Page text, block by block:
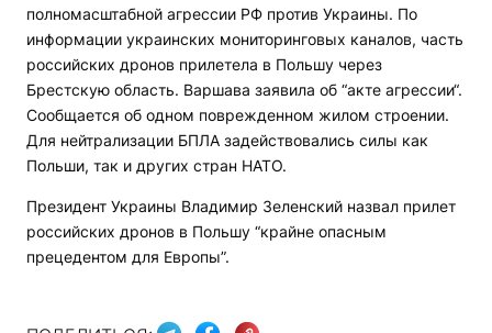
полномасштабной агрессии РФ против Украины. По
информации украинских мониторинговых каналов, часть
российских дронов прилетела в Польшу через
Брестскую область. Варшава заявила об “акте агрессии“.
Сообщается об одном поврежденном жилом строении.
Для нейтрализации БПЛА задействовались силы как
Польши, так и других стран НАТО.
Президент Украины Владимир Зеленский назвал прилет
российских дронов в Польшу “крайне опасным
прецедентом для Европы”.